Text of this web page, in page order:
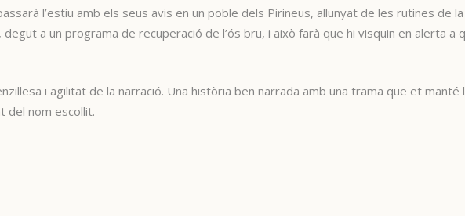
l’estiu amb els seus avis en un poble dels Pirineus, allunyat de les rutines de
a un programa de recuperació de l’ós bru, i això farà que hi visquin en alerta a
i agilitat de la narració. Una història ben narrada amb una trama que et manté
del nom escollit.